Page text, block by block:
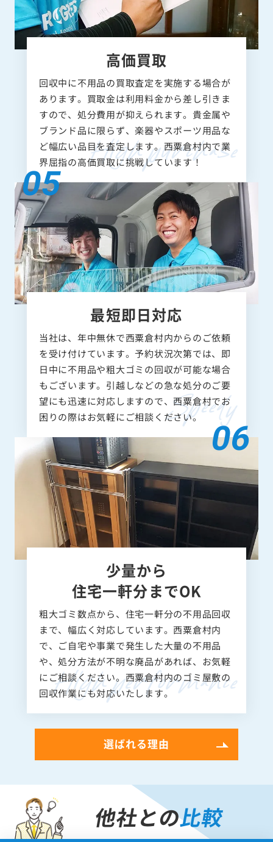
高価買取
回収中に不用品の買取査定を実施する場合が
あります。買取金は利用料金から差し引きま
すので、処分費用が抑えられます。貴金属や
ブランド品に限らず、楽器やスポーツ用品な
ど幅広い品目を査定します。西粟倉村内で業
界屈指の高価買取に挑戦しています！
最短即日対応
当社は、年中無休で西粟倉村内からのご依頼
を受け付けています。予約状況次第では、即
日中に不用品や粗大ゴミの回収が可能な場合
もございます。引越しなどの急な処分のご要
望にも迅速に対応しますので、西粟倉村でお
困りの際はお気軽にご相談ください。
少量から
住宅一軒分までOK
粗大ゴミ数点から、住宅一軒分の不用品回収
まで、幅広く対応しています。西粟倉村内
で、ご自宅や事業で発生した大量の不用品
や、処分方法が不明な廃品があれば、お気軽
にご相談ください。西粟倉村内のゴミ屋敷の
回収作業にも対応いたします。
選ばれる理由
他社との比較